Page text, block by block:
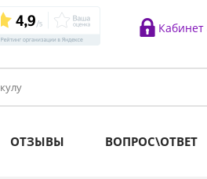
Кабинет
ОТЗЫВЫ ВОПРОС\ОТВЕТ